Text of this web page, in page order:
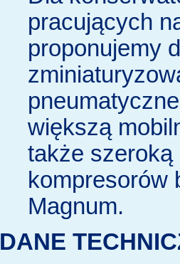
pracujących
proponujemy
większą
także
kompresorów
Magnum.
DANE